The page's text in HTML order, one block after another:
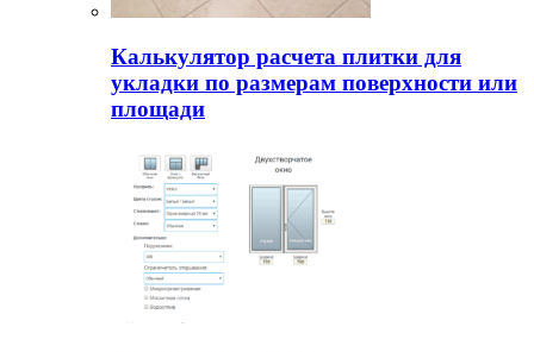
Калькулятор расчета плитки для
укладки по размерам поверхности или
площади